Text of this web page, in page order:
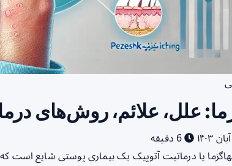
علل، علائم، روش‌های
6 دقیقه
یا درماتیت آتوپیک یک بیماری پوستی شایع